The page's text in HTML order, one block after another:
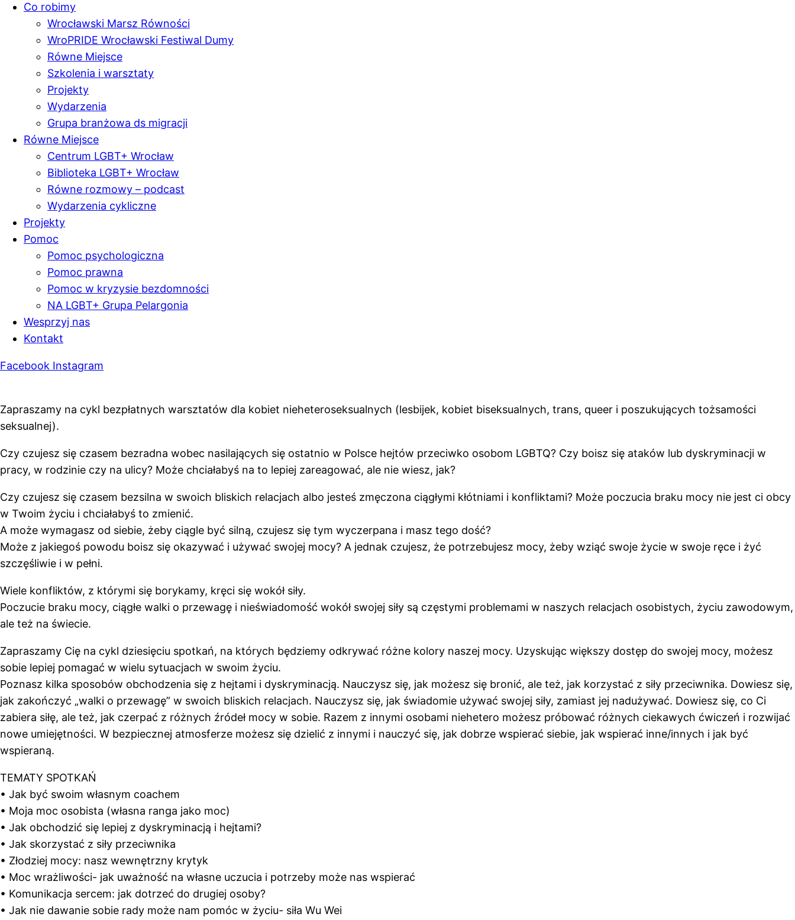
Co robimy
Wrocławski Marsz Równości
WroPRIDE Wrocławski Festiwal Dumy
Równe Miejsce
Szkolenia i warsztaty
Projekty
Wydarzenia
Grupa branżowa ds migracji
Równe Miejsce
Centrum LGBT+ Wrocław
Biblioteka LGBT+ Wrocław
Równe rozmowy – podcast
Wydarzenia cykliczne
Projekty
Pomoc
Pomoc psychologiczna
Pomoc prawna
Pomoc w kryzysie bezdomności
NA LGBT+ Grupa Pelargonia
Wesprzyj nas
Kontakt
Facebook Instagram
Zapraszamy na cykl bezpłatnych warsztatów dla kobiet nieheteroseksualnych (lesbijek, kobiet biseksualnych, trans, queer i poszukujących tożsamości
seksualnej).
Czy czujesz się czasem bezradna wobec nasilających się ostatnio w Polsce hejtów przeciwko osobom LGBTQ? Czy boisz się ataków lub dyskryminacji w
pracy, w rodzinie czy na ulicy? Może chciałabyś na to lepiej zareagować, ale nie wiesz, jak?
Czy czujesz się czasem bezsilna w swoich bliskich relacjach albo jesteś zmęczona ciągłymi kłótniami i konfliktami? Może poczucia braku mocy nie jest ci obcy
w Twoim życiu i chciałabyś to zmienić.
A może wymagasz od siebie, żeby ciągle być silną, czujesz się tym wyczerpana i masz tego dość?
Może z jakiegoś powodu boisz się okazywać i używać swojej mocy? A jednak czujesz, że potrzebujesz mocy, żeby wziąć swoje życie w swoje ręce i żyć
szczęśliwie i w pełni.
Wiele konfliktów, z którymi się borykamy, kręci się wokół siły.
Poczucie braku mocy, ciągłe walki o przewagę i nieświadomość wokół swojej siły są częstymi problemami w naszych relacjach osobistych, życiu zawodowym,
ale też na świecie.
Zapraszamy Cię na cykl dziesięciu spotkań, na których będziemy odkrywać różne kolory naszej mocy. Uzyskując większy dostęp do swojej mocy, możesz
sobie lepiej pomagać w wielu sytuacjach w swoim życiu.
Poznasz kilka sposobów obchodzenia się z hejtami i dyskryminacją. Nauczysz się, jak możesz się bronić, ale też, jak korzystać z siły przeciwnika. Dowiesz się,
jak zakończyć „walki o przewagę” w swoich bliskich relacjach. Nauczysz się, jak świadomie używać swojej siły, zamiast jej nadużywać. Dowiesz się, co Ci
zabiera siłę, ale też, jak czerpać z różnych źródeł mocy w sobie. Razem z innymi osobami niehetero możesz próbować różnych ciekawych ćwiczeń i rozwijać
nowe umiejętności. W bezpiecznej atmosferze możesz się dzielić z innymi i nauczyć się, jak dobrze wspierać siebie, jak wspierać inne/innych i jak być
wspieraną.
TEMATY SPOTKAŃ
• Jak być swoim własnym coachem
• Moja moc osobista (własna ranga jako moc)
• Jak obchodzić się lepiej z dyskryminacją i hejtami?
• Jak skorzystać z siły przeciwnika
• Złodziej mocy: nasz wewnętrzny krytyk
• Moc wrażliwości- jak uważność na własne uczucia i potrzeby może nas wspierać
• Komunikacja sercem: jak dotrzeć do drugiej osoby?
• Jak nie dawanie sobie rady może nam pomóc w życiu- siła Wu Wei